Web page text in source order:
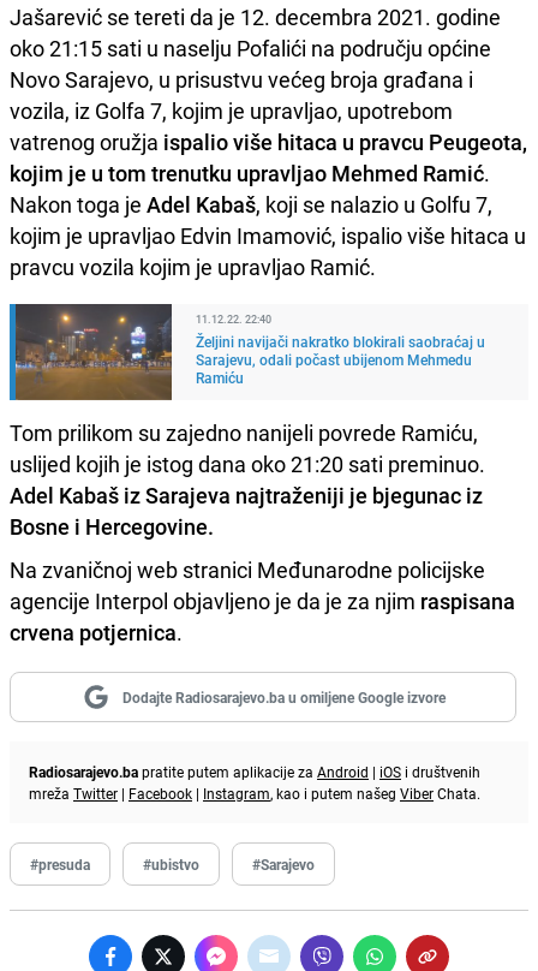
Jašarević se tereti da je 12. decembra 2021. godine
oko 21:15 sati u naselju Pofalići na području općine
Novo Sarajevo, u prisustvu većeg broja građana i
vozila, iz Golfa 7, kojim je upravljao, upotrebom
vatrenog oružja ispalio više hitaca u pravcu Peugeota,
kojim je u tom trenutku upravljao Mehmed Ramić.
Nakon toga je Adel Kabaš, koji se nalazio u Golfu 7,
kojim je upravljao Edvin Imamović, ispalio više hitaca u
pravcu vozila kojim je upravljao Ramić.
11.12.22. 22:40
Željini navijači nakratko blokirali saobraćaj u
Sarajevu, odali počast ubijenom Mehmedu
Ramiću
Tom prilikom su zajedno nanijeli povrede Ramiću,
uslijed kojih je istog dana oko 21:20 sati preminuo.
Adel Kabaš iz Sarajeva najtraženiji je bjegunac iz
Bosne i Hercegovine.
Na zvaničnoj web stranici Međunarodne policijske
agencije Interpol objavljeno je da je za njim raspisana
crvena potjernica.
Dodajte Radiosarajevo.ba u omiljene Google izvore
Radiosarajevo.bapratite putem aplikacije za Android | iOS i društvenih
mreža Twitter | Facebook | Instagram, kao i putem našeg ViberChata.
#presuda #ubistvo #Sarajevo